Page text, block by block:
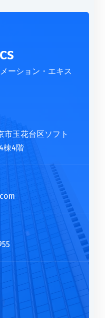
ーション・エキス
市玉花台区ソフト
棟4階